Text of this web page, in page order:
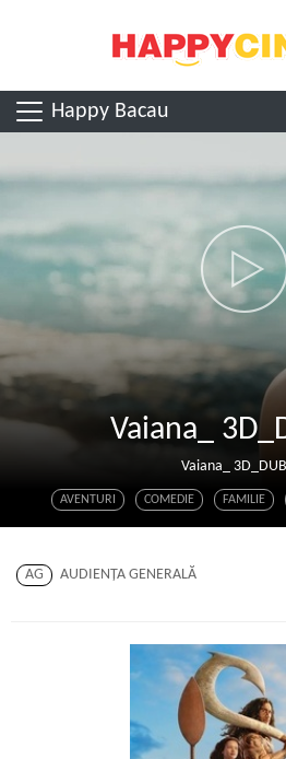
Happy Bacau
Vaiana_
Vaiana_
AVENTURI COMEDIE FAMILIE
AG
AUDIENŢA GENERALĂ